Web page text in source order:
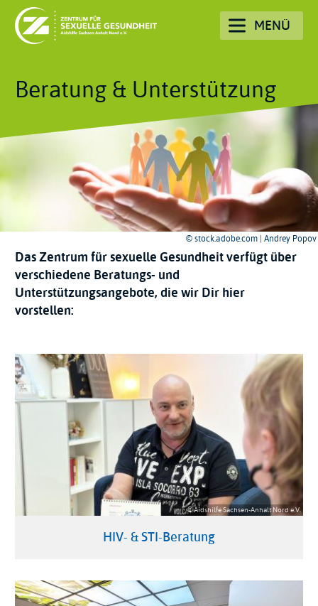
Direkt
zum
MENÜ
Beratung & Unterstützung
© stock.adobe.com | Andrey Popov
Das Zentrum für sexuelle Gesundheit verfügt über
verschiedene Beratungs- und
Unterstützungsangebote, die wir Dir hier
vorstellen:
© Aidshilfe Sachsen-Anhalt Nord e.V.
HIV- & STI-Beratung